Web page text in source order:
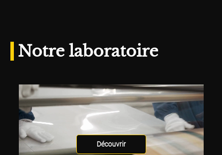
Notre laboratoire
Découvrir